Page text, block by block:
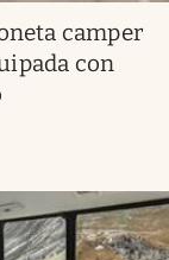
camper
con